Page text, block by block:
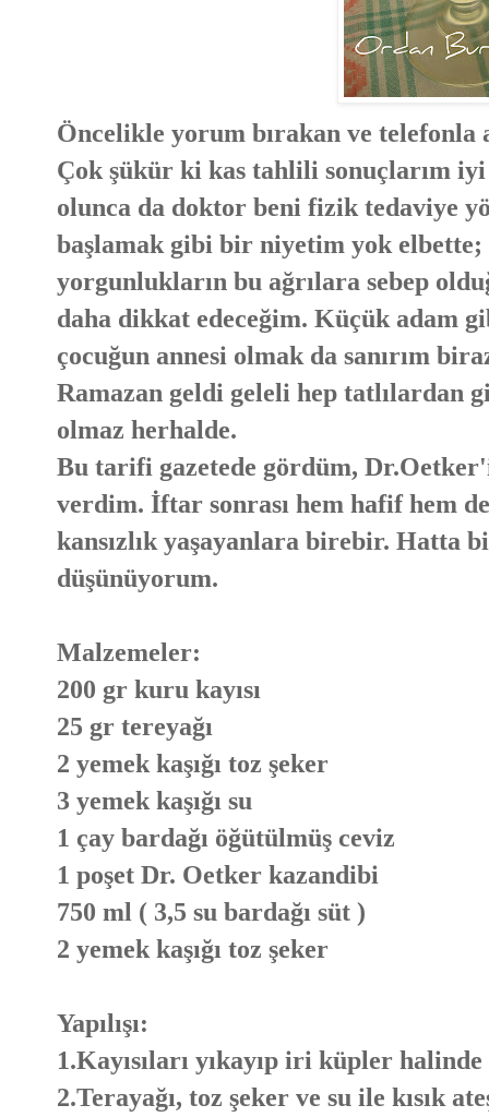
Öncelikle yorum bırakan ve
Çok şükür ki kas tahlili sonuçlarım
olunca da doktor beni fizik tedaviye
başlamak gibi bir niyetim yok elbette;
yorgunlukların bu ağrılara sebep
daha dikkat edeceğim. Küçük adam
çocuğun annesi olmak da sanırım
Ramazan geldi geleli hep tatlılardan
olmaz herhalde.
Bu tarifi gazetede gördüm,
verdim. İftar sonrası hem hafif hem
kansızlık yaşayanlara birebir. Hatta
düşünüyorum.
Malzemeler:
200 gr kuru kayısı
25 gr tereyağı
2 yemek kaşığı toz şeker
3 yemek kaşığı su
1 çay bardağı öğütülmüş ceviz
1 poşet Dr. Oetker kazandibi
750 ml ( 3,5 su bardağı süt )
2 yemek kaşığı toz şeker
Yapılışı:
1.Kayısıları yıkayıp iri küpler halinde
2.Terayağı, toz şeker ve su ile kısık